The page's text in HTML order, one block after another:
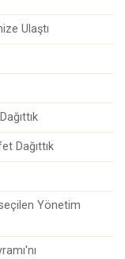
Ulaştı
Dağıttık
Yönetim